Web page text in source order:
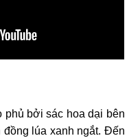
phủ bởi sác hoa dại bên
lúa xanh ngắt. Đến